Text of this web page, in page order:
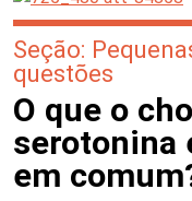
Seção:
questões
O que o
serotonina
em